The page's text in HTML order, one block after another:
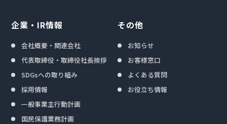
企業・IR情報
会社概要・関連会社
代表取締役・取締役社長挨拶
SDGsへの取り組み
採用情報
一般事業主行動計画
国民保護業務計画
その他
お知らせ
お客様窓口
よくある質問
お役立ち情報